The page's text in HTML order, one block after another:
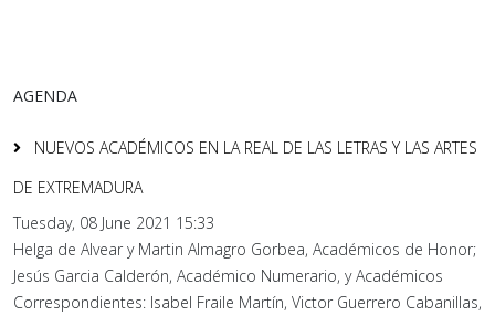
AGENDA
NUEVOS ACADÉMICOS EN LA REAL DE LAS LETRAS Y LAS ARTES
DE EXTREMADURA
Tuesday, 08 June 2021 15:33
Helga de Alvear y Martin Almagro Gorbea, Académicos de Honor;
Jesús Garcia Calderón, Académico Numerario, y Académicos
Correspondientes: Isabel Fraile Martín, Victor Guerrero Cabanillas,